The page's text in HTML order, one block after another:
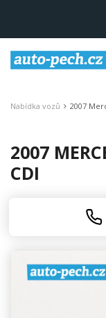
Nabídka vozů 2007
2007
CDI